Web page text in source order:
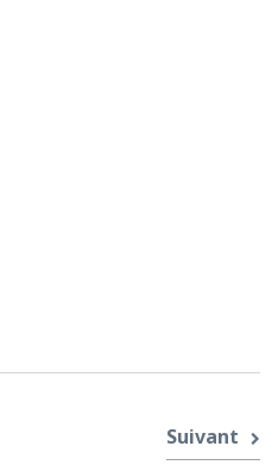
Suivant